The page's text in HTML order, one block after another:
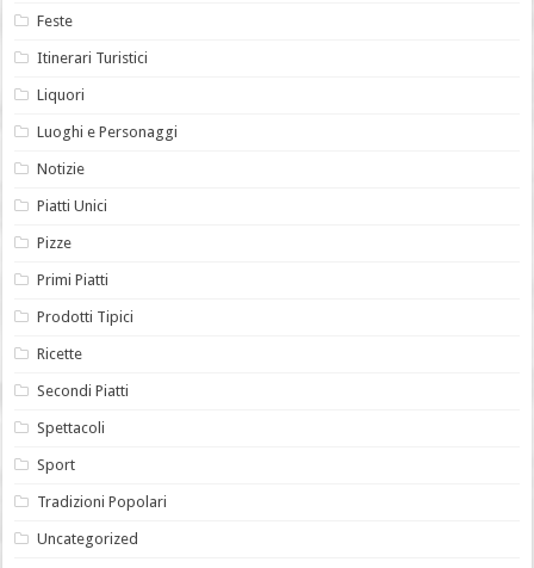
Feste
Itinerari Turistici
Liquori
Luoghi e Personaggi
Notizie
Piatti Unici
Pizze
Primi Piatti
Prodotti Tipici
Ricette
Secondi Piatti
Spettacoli
Sport
Tradizioni Popolari
Uncategorized